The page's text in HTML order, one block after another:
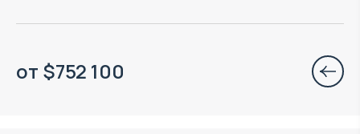
от $752 100